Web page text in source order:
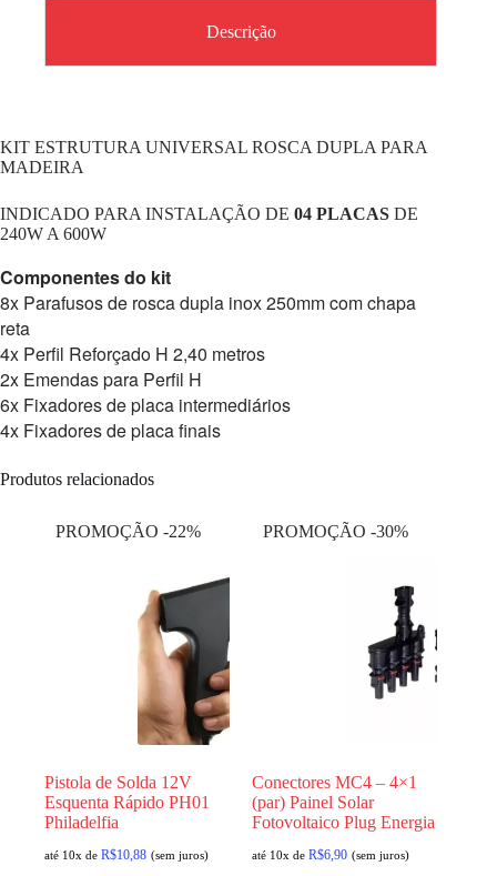
Descrição
KIT ESTRUTURA UNIVERSAL ROSCA DUPLA PARA
MADEIRA
INDICADO PARA INSTALAÇÃO DE 04 PLACAS DE
240W A 600W
Componentes do kit
8x Parafusos de rosca dupla inox 250mm com chapa
reta
4x Perfil Reforçado H 2,40 metros
2x Emendas para Perfil H
6x Fixadores de placa intermediários
4x Fixadores de placa finais
Produtos relacionados
PROMOÇÃO -22%
Pistola de Solda 12V
Esquenta Rápido PH01
Philadelfia
até 10x de R$10,88 (sem juros)
PROMOÇÃO -30%
Conectores MC4 – 4×1
(par) Painel Solar
Fotovoltaico Plug Energia
até 10x deR$6,90 (sem juros)